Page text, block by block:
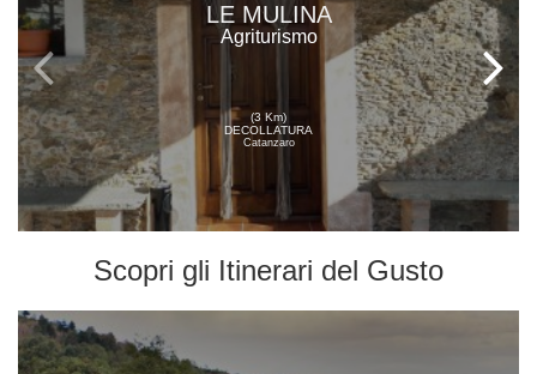
LE MULINA
Agriturismo
(3 Km)
DECOLLATURA
Catanzaro
Scopri gli Itinerari del Gusto